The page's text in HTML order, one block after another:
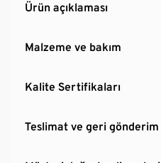
Ürün açıklaması
Malzeme ve bakım
Kalite Sertifikaları
Teslimat ve geri gönderim